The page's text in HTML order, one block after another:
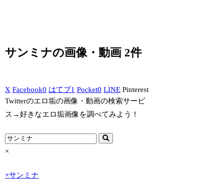
サンミナの画像・動画 2件
X Facebook0 はてブ1 Pocket0 LINE Pinterest
Twitterのエロ垢の画像・動画の検索サービ
ス→好きなエロ垢画像を調べてみよう！
×
×サンミナ